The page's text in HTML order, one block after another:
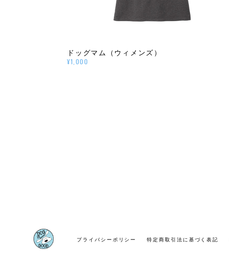
ドッグマム（ウィメンズ）
¥1,000
プライバシーポリシー 特定商取引法に基づく表記